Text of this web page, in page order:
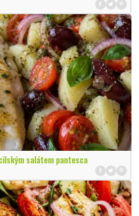
salátem pantesca